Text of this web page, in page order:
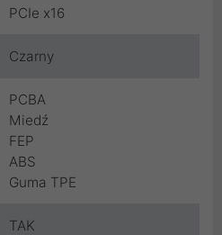
PCIe x16
Czarny
PCBA
Miedź
FEP
ABS
Guma TPE
TAK